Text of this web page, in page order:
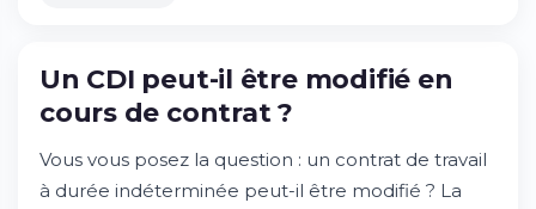
Un CDI peut-il être modifié en
cours de contrat ?
Vous vous posez la question : un contrat de travail
à durée indéterminée peut-il être modifié ? La